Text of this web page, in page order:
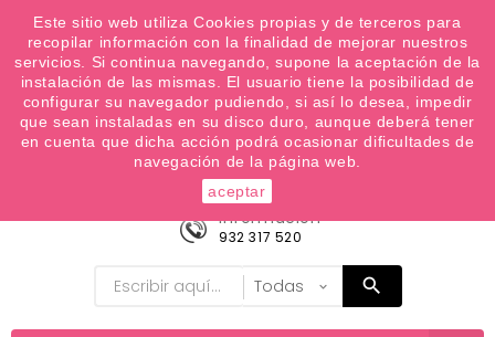
¿Quiere conocer las próximas ofertas del fin de
semana? Apúntate a nuestra Newsletter
Favoritos (0)

Información
932 317 520
Este sitio web utiliza Cookies propias y de terceros para
recopilar información con la finalidad de mejorar nuestros
servicios. Si continua navegando, supone la aceptación de la
instalación de las mismas. El usuario tiene la posibilidad de
configurar su navegador pudiendo, si así lo desea, impedir
que sean instaladas en su disco duro, aunque deberá tener
en cuenta que dicha acción podrá ocasionar dificultades de
navegación de la página web.
aceptar